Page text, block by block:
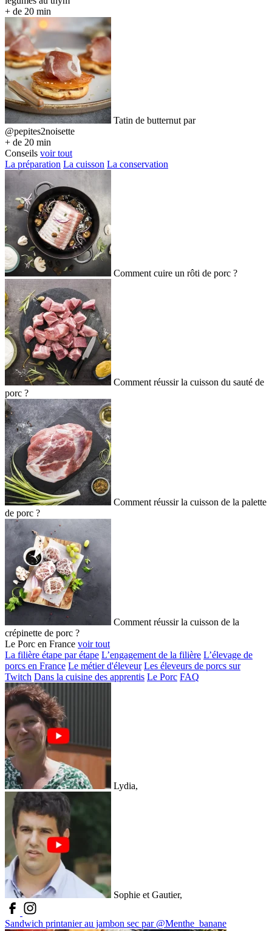
+ de 20 min
Tatin de butternut par
@pepites2noisette
+ de 20 min
Conseils voir tout
La préparation La cuisson La conservation
Comment cuire un rôti de porc ?
Comment réussir la cuisson du sauté de
porc ?
Comment réussir la cuisson de la palette
de porc ?
Comment réussir la cuisson de la
crépinette de porc ?
Le Porc en France voir tout
La filière étape par étape L’engagement de la filière L’élevage de
porcs en France Le métier d'éleveur Les éleveurs de porcs sur
Twitch Dans la cuisine des apprentis Le Porc FAQ
Lydia,
Sophie et Gautier,
Sandwich printanier au jambon sec par @Menthe_banane